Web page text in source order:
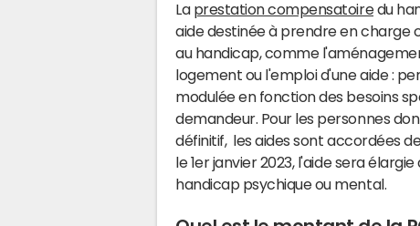
La prestation compensatoiredu
aide destinée à prendre en charge
au handicap, comme
logement ou l'emploi d'une aide :
modulée en fonction des besoins
demandeur. Pour les personnes
définitif, les aides sont accordées
le 1er janvier 2023, l'aide sera
handicap psychique ou mental.